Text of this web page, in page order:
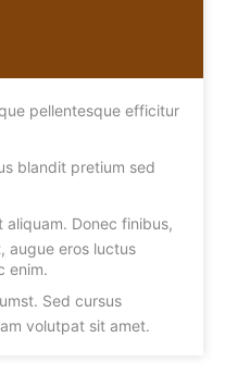
pellentesque efficitur
blandit pretium sed
aliquam. Donec finibus,
augue eros luctus
enim.
Sed cursus
volutpat sit amet.